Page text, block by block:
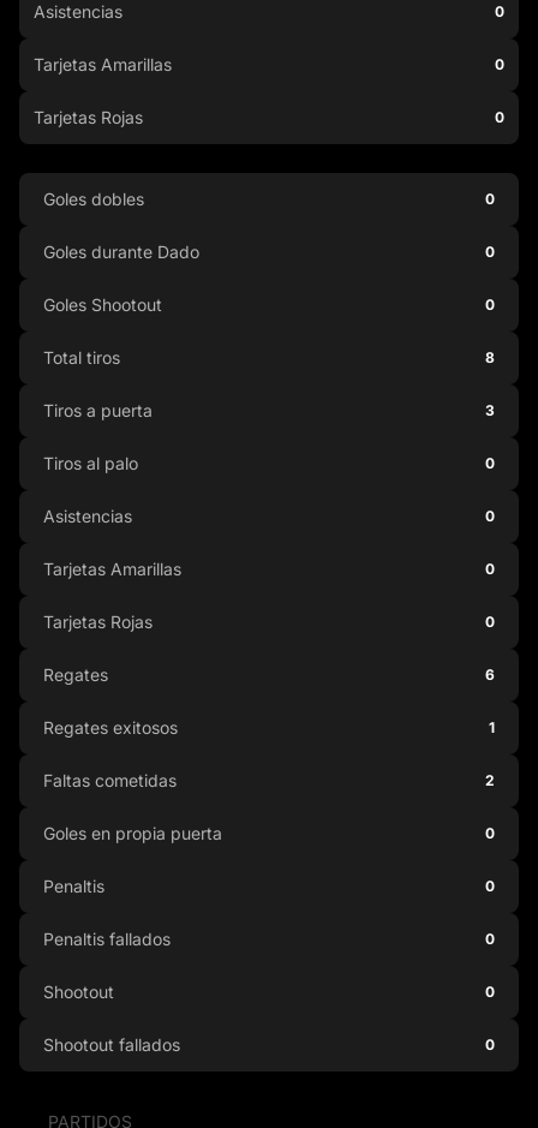
PARTIDOS
Asistencias 0
Tarjetas Amarillas 0
Tarjetas Rojas 0
Goles dobles 0
Goles durante Dado 0
Goles Shootout 0
Total tiros 8
Tiros a puerta 3
Tiros al palo 0
Asistencias 0
Tarjetas Amarillas 0
Tarjetas Rojas 0
Regates 6
Regates exitosos 1
Faltas cometidas 2
Goles en propia puerta 0
Penaltis 0
Penaltis fallados 0
Shootout 0
Shootout fallados 0